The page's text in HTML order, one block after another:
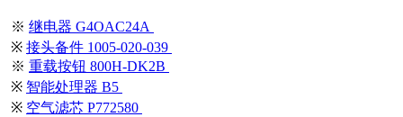
※ 继电器 G4OAC24A
※ 接头备件 1005-020-039
※ 重载按钮 800H-DK2B
※ 智能处理器 B5
※ 空气滤芯 P772580